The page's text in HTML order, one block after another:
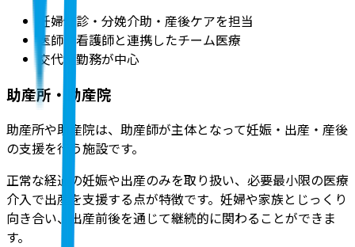
妊婦健診・分娩介助・産後ケアを担当
医師や看護師と連携したチーム医療
交代制勤務が中心
助産所・助産院
助産所や助産院は、助産師が主体となって妊娠・出産・産後
の支援を行う施設です。
正常な経過の妊娠や出産のみを取り扱い、必要最小限の医療
介入で出産を支援する点が特徴です。妊婦や家族とじっくり
向き合い、出産前後を通じて継続的に関わることができま
す。